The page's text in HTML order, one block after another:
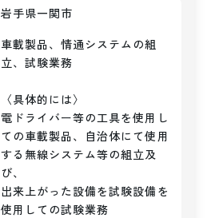
岩手県一関市
車載製品、情通システムの組
立、試験業務
〈具体的には〉
電ドライバー等の工具を使用し
ての車載製品、自治体にて使用
する無線システム等の組立及
び、
出来上がった設備を試験設備を
使用しての試験業務